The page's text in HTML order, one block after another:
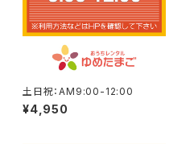
土日祝：AM9:00-12:00
¥4,950